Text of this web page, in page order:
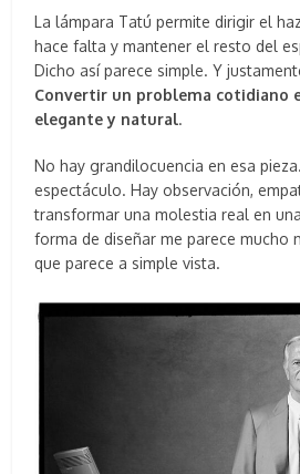
La lámpara Tatú permite dirigir el
hace falta y mantener el resto del
Dicho así parece simple. Y
Convertir un problema cotidiano
elegante y natural.
No hay grandilocuencia en esa
espectáculo. Hay observación,
transformar una molestia real en
forma de diseñar me parece mucho
que parece a simple vista.